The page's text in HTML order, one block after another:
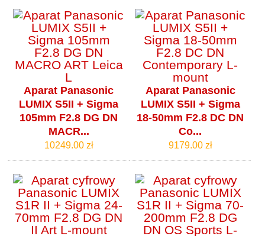
Aparat Panasonic
LUMIX S5II + Sigma
105mm F2.8 DG DN
MACR...
10249.00 zł
Aparat Panasonic
LUMIX S5II + Sigma
18-50mm F2.8 DC DN
Co...
9179.00 zł